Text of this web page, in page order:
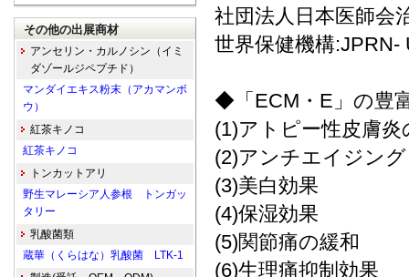
社団法人日本医師会
世界保健機構:JPRN-
◆「ECM・E」の豊
(1)アトピー性皮膚炎
(2)アンチエイジング
(3)美白効果
(4)保湿効果
(5)関節痛の緩和
(6)生理痛抑制効果
その他の出展商材
アンセリン・カルノシン（イミ
ダゾールジペプチド）
マンダイエキス粉末（アカマンボ
ウ）
紅茶キノコ
紅茶キノコ
トンカットアリ
野生マレーシア人参根 トンガッ
タリー
乳酸菌類
蔵華（くらはな）乳酸菌 LTK-1